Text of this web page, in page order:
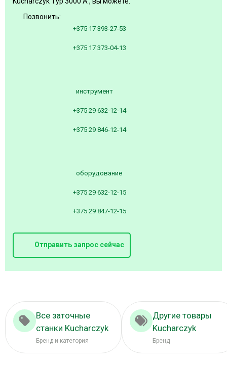
Позвонить:
+375 17 393-27-53
+375 17 373-04-13
инструмент
+375 29 632-12-14
+375 29 846-12-14
оборудование
+375 29 632-12-15
+375 29 847-12-15
Отправить запрос сейчас
Все заточные
станки Kucharczyk
Бренд и категория
Другие товары
Kucharczyk
Бренд